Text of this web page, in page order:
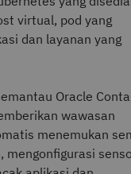
virtual, pod yang
dan layanan yang
Oracle
wawasan
menemukan
mengonfigurasi